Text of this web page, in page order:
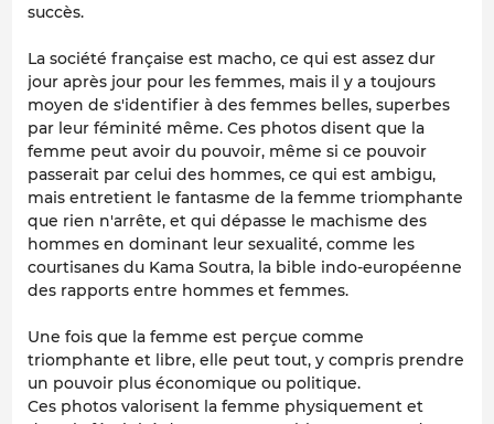
succès.
La société française est macho, ce qui est assez dur
jour après jour pour les femmes, mais il y a toujours
moyen de s'identifier à des femmes belles, superbes
par leur féminité même. Ces photos disent que la
femme peut avoir du pouvoir, même si ce pouvoir
passerait par celui des hommes, ce qui est ambigu,
mais entretient le fantasme de la femme triomphante
que rien n'arrête, et qui dépasse le machisme des
hommes en dominant leur sexualité, comme les
courtisanes du Kama Soutra, la bible indo-européenne
des rapports entre hommes et femmes.
Une fois que la femme est perçue comme
triomphante et libre, elle peut tout, y compris prendre
un pouvoir plus économique ou politique.
Ces photos valorisent la femme physiquement et